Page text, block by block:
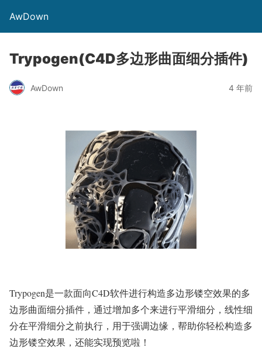
AwDown
Trypogen(C4D多边形曲面细分插件)
AwDown 4 年前
Trypogen是一款面向C4D软件进行构造多边形镂空效果的多
边形曲面细分插件，通过增加多个来进行平滑细分，线性细
分在平滑细分之前执行，用于强调边缘，帮助你轻松构造多
边形镂空效果，还能实现预览啦！